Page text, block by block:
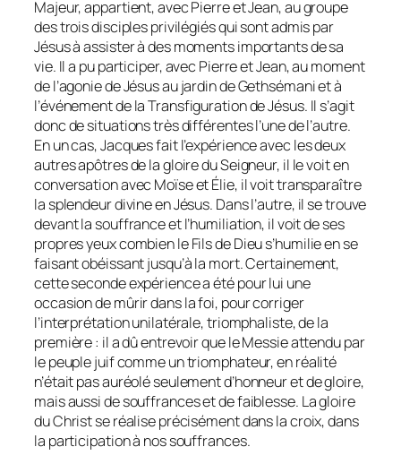
Majeur, appartient, avec Pierre et Jean, au groupe
des trois disciples privilégiés qui sont admis par
Jésus à assister à des moments importants de sa
vie. Il a pu participer, avec Pierre et Jean, au moment
de l’agonie de Jésus au jardin de Gethsémani et à
l’événement de la Transfiguration de Jésus. Il s’agit
donc de situations très différentes l’une de l’autre.
En un cas, Jacques fait l’expérience avec les deux
autres apôtres de la gloire du Seigneur, il le voit en
conversation avec Moïse et Élie, il voit transparaître
la splendeur divine en Jésus. Dans l’autre, il se trouve
devant la souffrance et l’humiliation, il voit de ses
propres yeux combien le Fils de Dieu s’humilie en se
faisant obéissant jusqu’à la mort. Certainement,
cette seconde expérience a été pour lui une
occasion de mûrir dans la foi, pour corriger
l’interprétation unilatérale, triomphaliste, de la
première : il a dû entrevoir que le Messie attendu par
le peuple juif comme un triomphateur, en réalité
n’était pas auréolé seulement d’honneur et de gloire,
mais aussi de souffrances et de faiblesse. La gloire
du Christ se réalise précisément dans la croix, dans
la participation à nos souffrances.